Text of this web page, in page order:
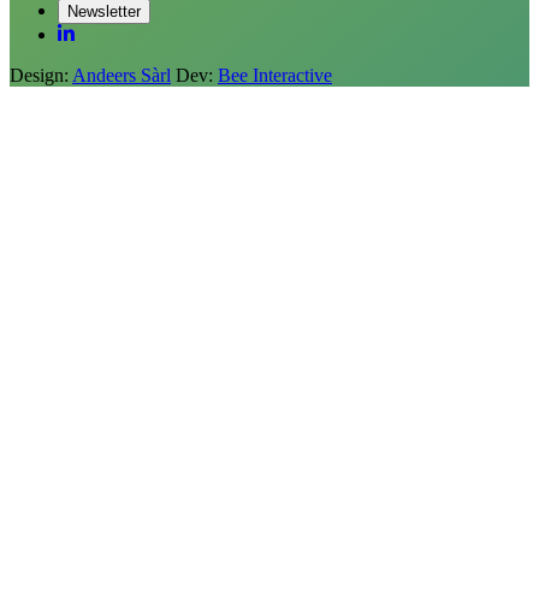
Newsletter
Design: Andeers Sàrl Dev: Bee Interactive